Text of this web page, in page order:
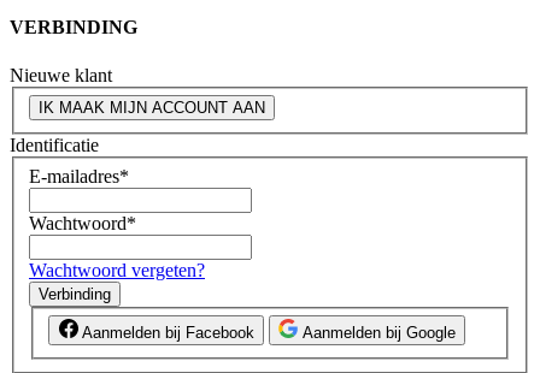
VERBINDING
Nieuwe klant
IK MAAK MIJN ACCOUNT AAN
Identificatie
E-mailadres*
Wachtwoord*
Wachtwoord vergeten?
Verbinding
Aanmelden bij Facebook Aanmelden bij Google